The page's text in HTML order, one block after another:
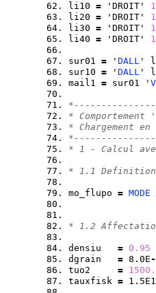
li10 = 'DROIT' 1
li20 = 'DROIT' 1
li30 = 'DROIT' 1
li40 = 'DROIT' 1
sur01 = ' DALL '
sur10 = ' DALL '
mail1 = sur01 '
* Comportement
* Chargement en
* 1 - Calcul avec
* 1.1 Definition
mo_flupo = MODE
* 1.2
densiu = 0.95
dgrain = 8.0E-
tuo2 =
tauxfisk =